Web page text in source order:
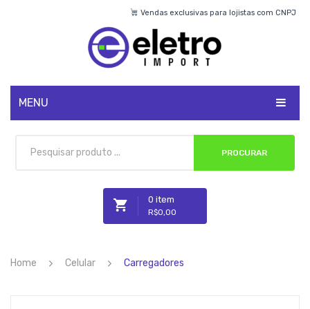
Vendas exclusivas para lojistas com CNPJ
MENU
PROCURAR
0 item
R$0,00
Nenhum produto no carrinho.
Home Celular Carregadores